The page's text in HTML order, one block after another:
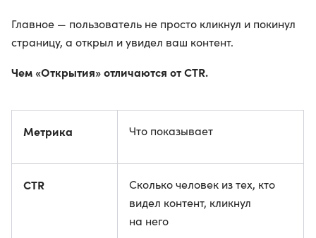
Главное — пользователь не просто кликнул и покинул
страницу, а открыл и увидел ваш контент.
Чем «Открытия» отличаются от CTR.
Метрика Что показывает
CTR
Сколько человек из тех, кто
видел контент, кликнул
на него